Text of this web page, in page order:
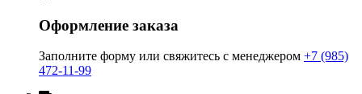
Оформление заказа
Заполните форму или свяжитесь с менеджером +7 (985)
472-11-99